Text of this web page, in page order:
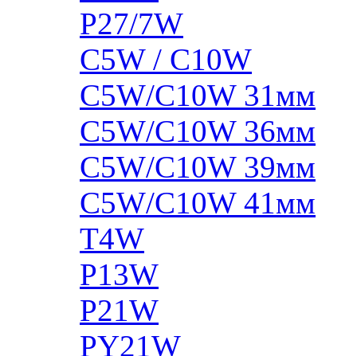
P27/7W
C5W / C10W
C5W/C10W 31мм
C5W/C10W 36мм
C5W/C10W 39мм
C5W/C10W 41мм
T4W
P13W
P21W
PY21W